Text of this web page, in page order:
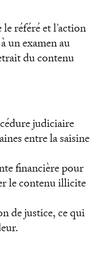
référé et l’action
un examen au
du contenu
judiciaire
entre la saisine
financière pour
le contenu illicite
de justice, ce qui